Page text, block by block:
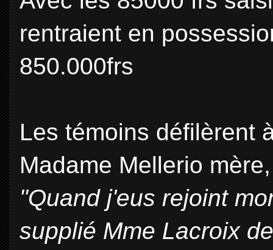
rentraient en
850.000frs
Les témoins défilèrent
Madame Mellerio
"Quand j'eus rejoint
supplié Mme Lacroix